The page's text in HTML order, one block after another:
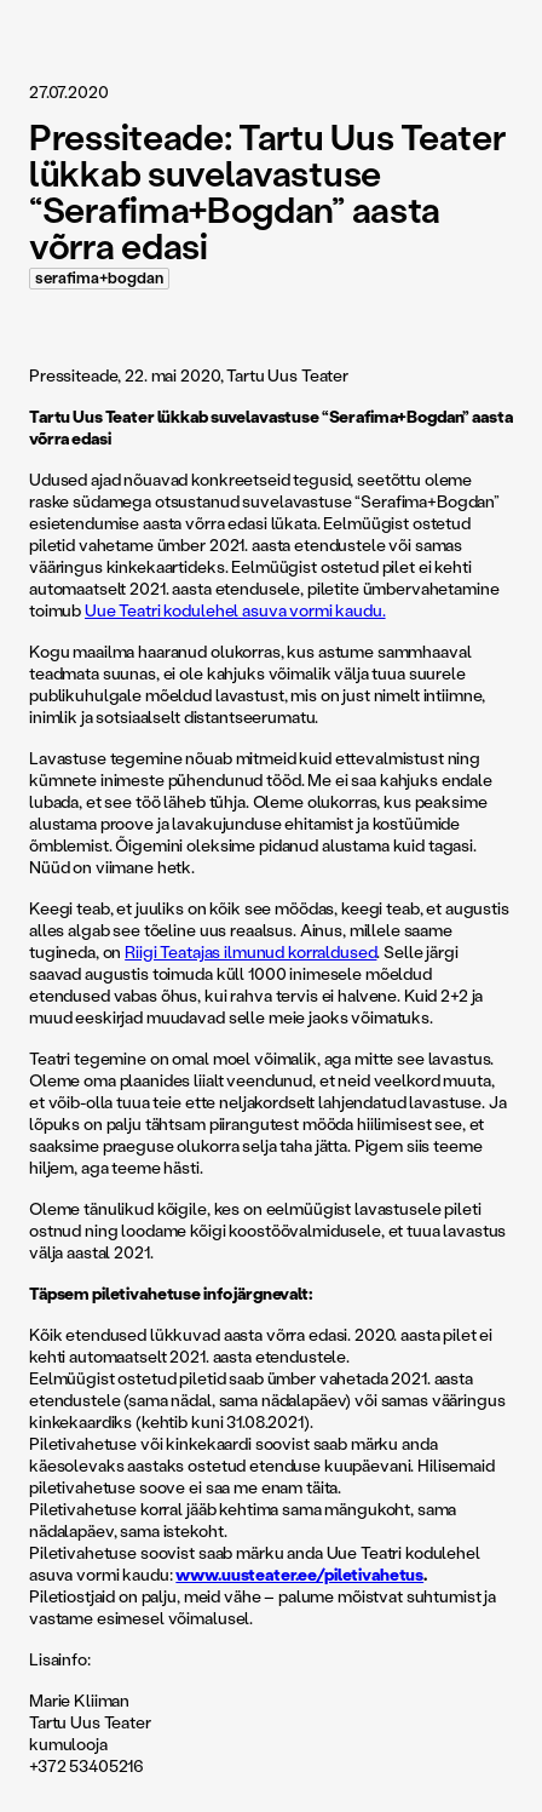
27.07.2020
Pressiteade: Tartu Uus Teater
lükkab suvelavastuse
“Serafima+Bogdan” aasta
võrra edasi
serafima+bogdan
Pressiteade, 22. mai 2020, Tartu Uus Teater
Tartu Uus Teater lükkab suvelavastuse “Serafima+Bogdan” aasta
võrra edasi
Udused ajad nõuavad konkreetseid tegusid, seetõttu oleme
raske südamega otsustanud suvelavastuse “Serafima+Bogdan”
esietendumise aasta võrra edasi lükata. Eelmüügist ostetud
piletid vahetame ümber 2021. aasta etendustele või samas
vääringus kinkekaartideks. Eelmüügist ostetud pilet ei kehti
automaatselt 2021. aasta etendusele, piletite ümbervahetamine
toimubUue Teatri kodulehel asuva vormi kaudu.
Kogu maailma haaranud olukorras, kus astume sammhaaval
teadmata suunas, ei ole kahjuks võimalik välja tuua suurele
publikuhulgale mõeldud lavastust, mis on just nimelt intiimne,
inimlik ja sotsiaalselt distantseerumatu.
Lavastuse tegemine nõuab mitmeid kuid ettevalmistust ning
kümnete inimeste pühendunud tööd. Me ei saa kahjuks endale
lubada, et see töö läheb tühja. Oleme olukorras, kus peaksime
alustama proove ja lavakujunduse ehitamist ja kostüümide
õmblemist. Õigemini oleksime pidanud alustama kuid tagasi.
Nüüd on viimane hetk.
Keegi teab, et juuliks on kõik see möödas, keegi teab, et augustis
alles algab see tõeline uus reaalsus. Ainus, millele saame
tugineda, on Riigi Teatajas ilmunud korraldused. Selle järgi
saavad augustis toimuda küll 1000 inimesele mõeldud
etendused vabas õhus, kui rahva tervis ei halvene. Kuid 2+2 ja
muud eeskirjad muudavad selle meie jaoks võimatuks.
Teatri tegemine on omal moel võimalik, aga mitte see lavastus.
Oleme oma plaanides liialt veendunud, et neid veelkord muuta,
et võib-olla tuua teie ette neljakordselt lahjendatud lavastuse. Ja
lõpuks on palju tähtsam piirangutest mööda hiilimisest see, et
saaksime praeguse olukorra selja taha jätta. Pigem siis teeme
hiljem, aga teeme hästi.
Oleme tänulikud kõigile, kes on eelmüügist lavastusele pileti
ostnud ning loodame kõigi koostöövalmidusele, et tuua lavastus
välja aastal 2021.
Täpsem piletivahetuse info järgnevalt:
Kõik etendused lükkuvad aasta võrra edasi. 2020. aasta pilet ei
kehti automaatselt 2021. aasta etendustele.
Eelmüügist ostetud piletid saab ümber vahetada 2021. aasta
etendustele (sama nädal, sama nädalapäev) või samas vääringus
kinkekaardiks (kehtib kuni 31.08.2021).
Piletivahetuse või kinkekaardi soovist saab märku anda
käesolevaks aastaks ostetud etenduse kuupäevani. Hilisemaid
piletivahetuse soove ei saa me enam täita.
Piletivahetuse korral jääb kehtima sama mängukoht, sama
nädalapäev, sama istekoht.
Piletivahetuse soovist saab märku anda Uue Teatri kodulehel
asuva vormi kaudu:www.uusteater.ee/piletivahetus.
Piletiostjaid on palju, meid vähe – palume mõistvat suhtumist ja
vastame esimesel võimalusel.
Lisainfo:
Marie Kliiman
Tartu Uus Teater
kumulooja
+372 53405216